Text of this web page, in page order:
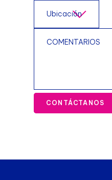
CONTÁCTANOS